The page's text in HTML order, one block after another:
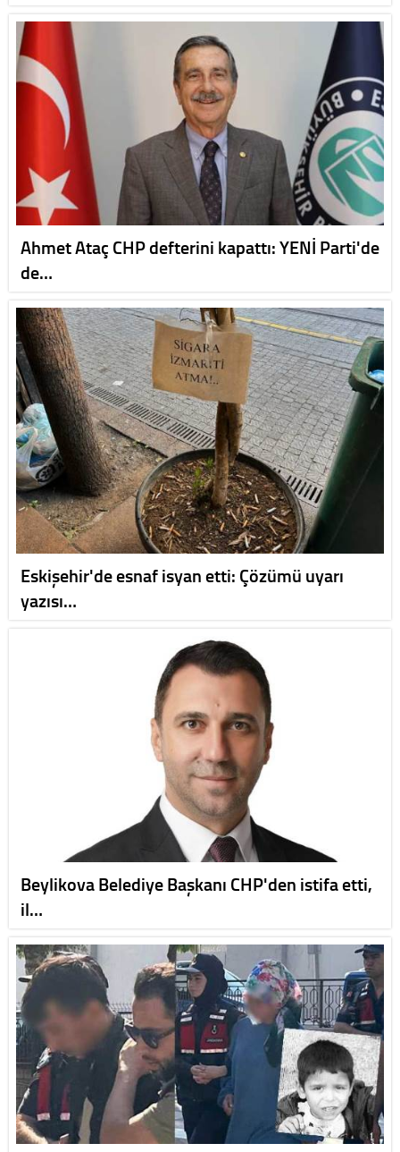
Ahmet Ataç CHP defterini kapattı: YENİ Parti'de
de…
Eskişehir'de esnaf isyan etti: Çözümü uyarı
yazısı…
Beylikova Belediye Başkanı CHP'den istifa etti,
il…